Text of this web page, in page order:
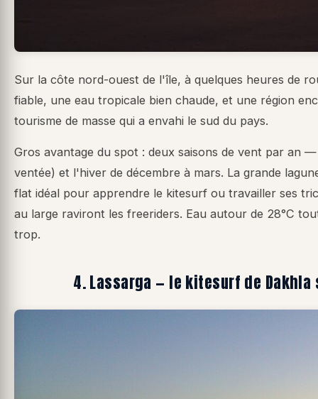
Sur la côte nord-ouest de l'île, à quelques heures de
fiable, une eau tropicale bien chaude, et une région
tourisme de masse qui a envahi le sud du pays.
Gros avantage du spot : deux saisons de vent par an
ventée) et l'hiver de décembre à mars. La grande
flat idéal pour apprendre le kitesurf ou travailler ses
au large raviront les freeriders. Eau autour de 28°C
trop.
4. Lassarga — le kitesurf de